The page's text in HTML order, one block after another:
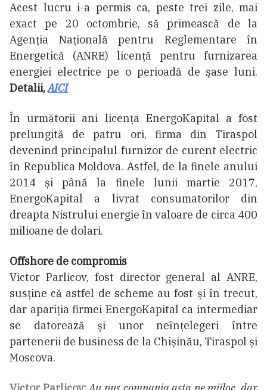
Acest lucru i-a permis ca, peste trei zile, mai
exact pe 20 octombrie, să primească de la
Agenţia Naţională pentru Reglementare în
Energetică (ANRE) licenţă pentru furnizarea
energiei electrice pe o perioadă de şase luni.
Detalii,AICI
În următorii ani licenţa EnergoKapital a fost
prelungită de patru ori, firma din Tiraspol
devenind principalul furnizor de curent electric
în Republica Moldova. Astfel, de la finele anului
2014 și până la finele lunii martie 2017,
EnergoKapital a livrat consumatorilor din
dreapta Nistrului energie în valoare de circa 400
milioane de dolari.
Offshore de compromis
Victor Parlicov, fost director general al ANRE,
susţine că astfel de scheme au fost şi în trecut,
dar apariţia firmei EnergoKapital ca intermediar
se datorează şi unor neînţelegeri între
partenerii de business de la Chișinău, Tiraspol și
Moscova.